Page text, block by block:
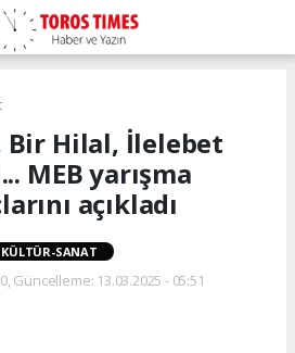
Bir Hilal, İlelebet
MEB yarışma
açıkladı
KÜLTÜR-SANAT
Güncelleme: 13.03.2025 - 05:51